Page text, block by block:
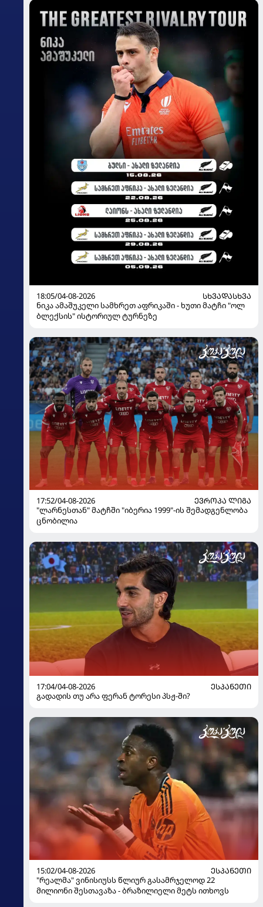
18:05/04-08-2026
ᲡᲮᲕᲐᲓᲐᲡᲮᲕᲐ
ნიკა ამაშუკელი სამხრეთ აფრიკაში - ხუთი მატჩი "ოლ
ბლექსის" ისტორიულ ტურნეზე
17:52/04-08-2026
ᲔᲕᲠᲝᲞᲐ ᲚᲘᲒᲐ
"ლარნესთან" მატჩში "იბერია 1999"-ის შემადგენლობა
ცნობილია
17:04/04-08-2026
ᲔᲡᲞᲐᲜᲔᲗᲘ
გადადის თუ არა ფერან ტორესი პსჟ-ში?
15:02/04-08-2026
ᲔᲡᲞᲐᲜᲔᲗᲘ
"რეალმა" ვინისიუსს წლიურ გასამრჯელოდ 22
მილიონი შესთავაზა - ბრაზილიელი მეტს ითხოვს